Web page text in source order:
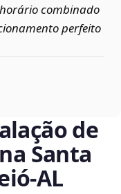
horário combinado
perfeito
de
Santa